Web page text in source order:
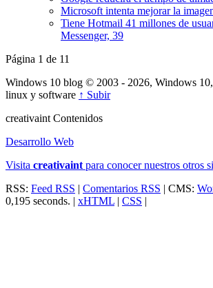
Microsoft intenta mejorar la
Tiene Hotmail 41 millones de
Messenger, 39
Página 1 de 11
Windows 10 blog © 2003 - 2026, Windows
linux y software ↑ Subir
creativaint Contenidos
Desarrollo Web
Visita creativaint para conocer nuestros otros
RSS: Feed RSS | Comentarios RSS | CMS:
0,195 seconds. | xHTML | CSS |